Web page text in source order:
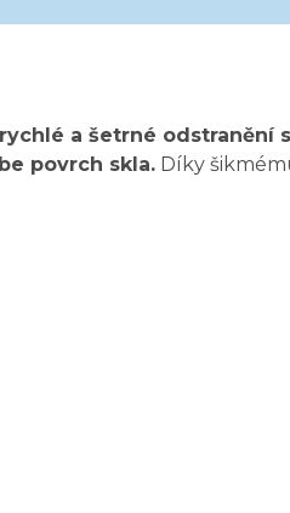
rychlé a šetrné odstranění
povrch skla. Díky